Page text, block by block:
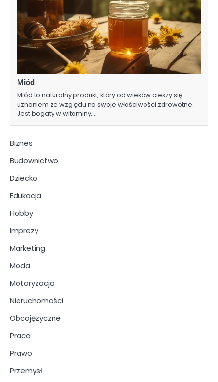
Miód
Miód to naturalny produkt, który od wieków cieszy się
uznaniem ze względu na swoje właściwości zdrowotne.
Jest bogaty w witaminy,…
Biznes
Budownictwo
Dziecko
Edukacja
Hobby
Imprezy
Marketing
Moda
Motoryzacja
Nieruchomości
Obcojęzyczne
Praca
Prawo
Przemysł